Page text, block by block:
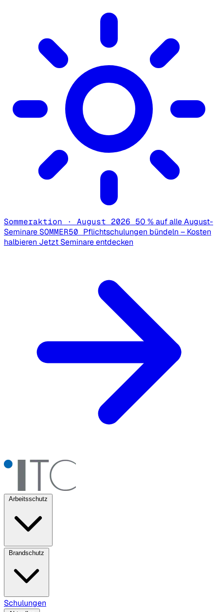
Sommeraktion · August 2026 50 % auf alle August-
SeminareSOMMER50 Pflichtschulungen bündeln – Kosten
halbieren Jetzt Seminare entdecken
Arbeitsschutz
Brandschutz
Schulungen